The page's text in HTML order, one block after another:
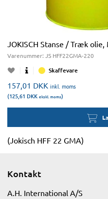
JOKISCH Stanse / Træk olie,
Varenummer: JS HFF22GMA-220
Skaffevare
157,01 DKK inkl. moms
(125,61 DKK ekskl. moms)
(Jokisch HFF 22 GMA)
Kontakt
A.H. International A/S